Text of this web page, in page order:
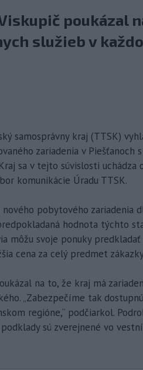
poukázal
služieb v
samosprávny kraj (TTSK)
zariadenia v Piešťanoch
sa v tejto súvislosti uchádza
komunikácie Úradu TTSK.
pobytového zariadenia
hodnota týchto
môžu svoje ponuky predkladať
cena za celý predmet
na to, že kraj má
„Zabezpečíme tak
regióne,“ podčiarkol.
sú zverejnené vo